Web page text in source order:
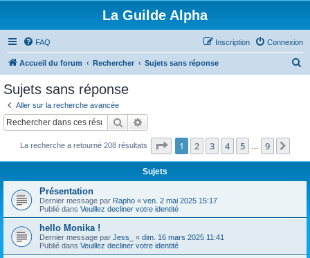
La Guilde Alpha
FAQ Connexion
Inscription
Accueil du forum Rechercher Sujets sans réponse
c
Sujets sans réponse
Aller sur la recherche avancée
Rechercher
La recherche a retourné 208 résultats Page 1sur9
1 2 3 4 5 9
Sujets
Présentation
Dernier message par Rapho « ven. 2 mai 2025 15:17
Publié dans Veuillez decliner votre identité
hello Monika !
Dernier message par Jess_ « dim. 16 mars 2025 11:41
Publié dans Veuillez decliner votre identité